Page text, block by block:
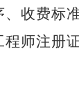
收费标
程师注册